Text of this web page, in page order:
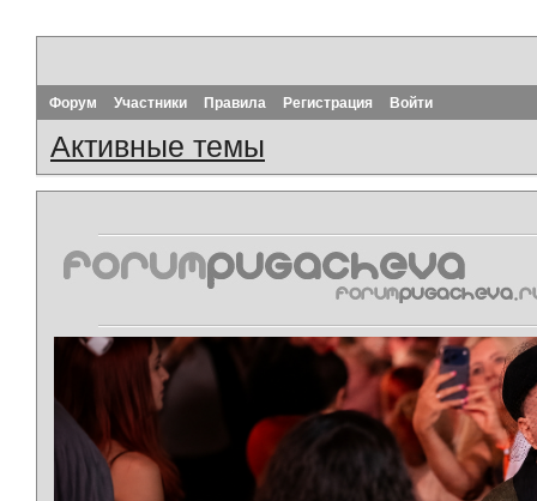
Форум Участники Правила Регистрация Войти
Активные темы